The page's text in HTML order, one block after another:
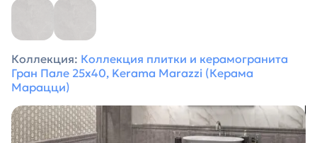
Коллекция: Коллекция плитки и керамогранита
Гран Пале 25х40, Kerama Marazzi (Керама
Марацци)